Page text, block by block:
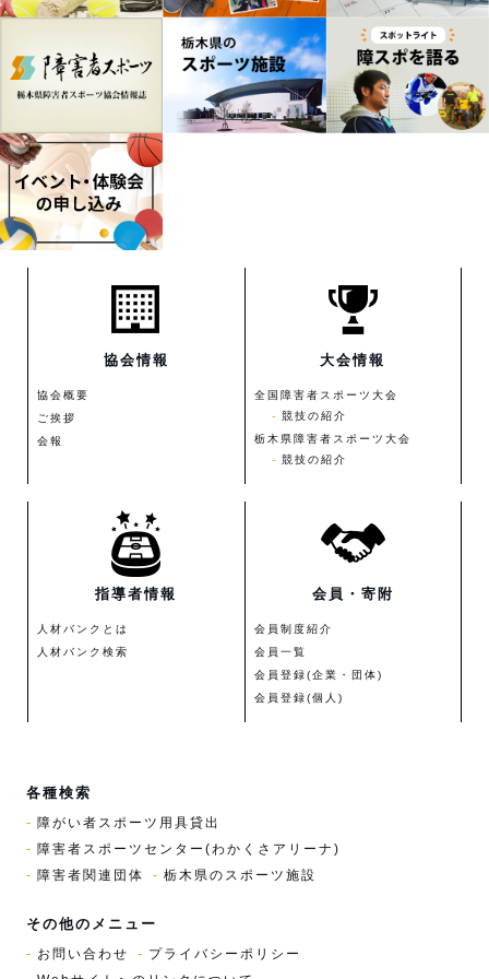
協会情報
協会概要
ご挨拶
会報
大会情報
全国障害者スポーツ大会
競技の紹介
栃木県障害者スポーツ大会
競技の紹介
指導者情報
人材バンクとは
人材バンク検索
会員・寄附
会員制度紹介
会員一覧
会員登録(企業・団体)
会員登録(個人)
各種検索
障がい者スポーツ用具貸出
障害者スポーツセンター(わかくさアリーナ)
障害者関連団体
栃木県のスポーツ施設
その他のメニュー
お問い合わせ
プライバシーポリシー